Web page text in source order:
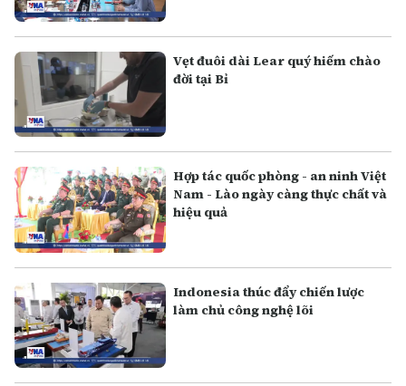
Vẹt đuôi dài Lear quý hiếm chào
đời tại Bỉ
Hợp tác quốc phòng - an ninh Việt
Nam - Lào ngày càng thực chất và
hiệu quả
Indonesia thúc đẩy chiến lược
làm chủ công nghệ lõi